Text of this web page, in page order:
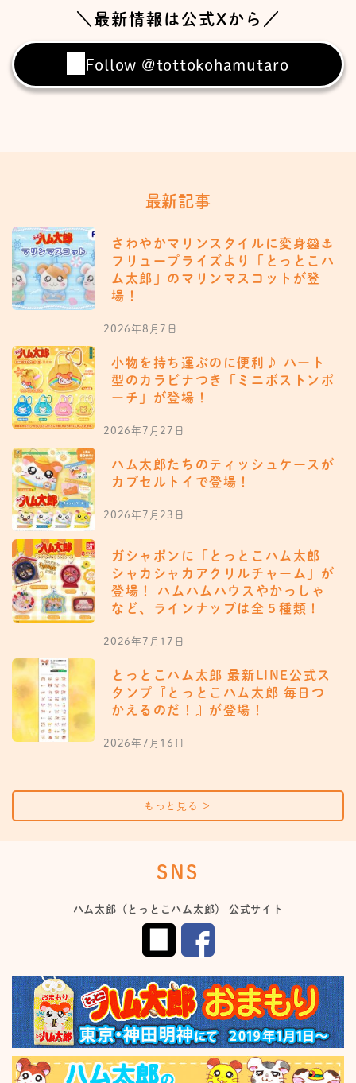
＼最新情報は公式Xから／
Follow @tottokohamutaro
最新記事
さわやかマリンスタイルに変身🐹⚓️
フリュープライズより「とっとこハ
ム太郎」のマリンマスコットが登
場！
2026年8月7日
小物を持ち運ぶのに便利♪ ハート
型のカラビナつき「ミニボストンポ
ーチ」が登場！
2026年7月27日
ハム太郎たちのティッシュケースが
カプセルトイで登場！
2026年7月23日
ガシャポンに「とっとこハム太郎
シャカシャカアクリルチャーム」が
登場！ ハムハムハウスやかっしゃ
など、ラインナップは全５種類！
2026年7月17日
とっとこハム太郎 最新LINE公式ス
タンプ『とっとこハム太郎 毎日つ
かえるのだ！』が登場！
2026年7月16日
もっと見る ＞
SNS
ハム太郎（とっとこハム太郎） 公式サイト